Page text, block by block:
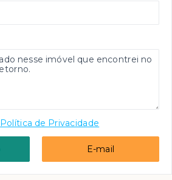
Política de Privacidade
E-mail